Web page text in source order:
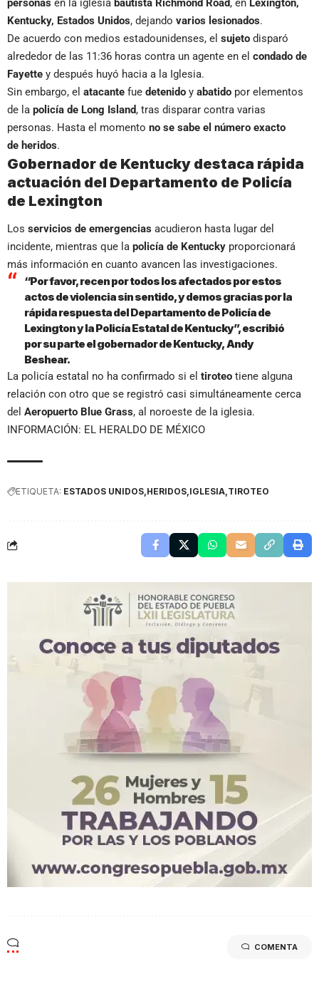
personas en la iglesia bautista Richmond Road, en Lexington,
Kentucky, Estados Unidos, dejando varios lesionados.
De acuerdo con medios estadounidenses, el sujeto disparó
alrededor de las 11:36 horas contra un agente en el condado de
Fayette y después huyó hacia a la Iglesia.
Sin embargo, el atacante fue detenido y abatido por elementos
de la policía de Long Island, tras disparar contra varias
personas. Hasta el momento no se sabe el número exacto
de heridos.
Gobernador de Kentucky destaca rápida
actuación del Departamento de Policía
de Lexington
Los servicios de emergencias acudieron hasta lugar del
incidente, mientras que la policía de Kentucky proporcionará
más información en cuanto avancen las investigaciones.
“Por favor, recen por todos los afectados por estos
actos de violencia sin sentido, y demos gracias por la
rápida respuesta del Departamento de Policía de
Lexington y la Policía Estatal de Kentucky”, escribió
por su parte el gobernador de Kentucky, Andy
Beshear.
La policía estatal no ha confirmado si el tiroteo tiene alguna
relación con otro que se registró casi simultáneamente cerca
del Aeropuerto Blue Grass, al noroeste de la iglesia.
INFORMACIÓN: EL HERALDO DE MÉXICO
ETIQUETA: ESTADOS UNIDOS HERIDOS IGLESIA TIROTEO
COMENTA